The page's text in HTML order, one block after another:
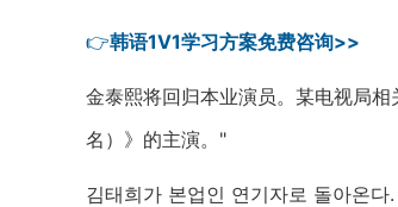
👉韩语1V1学习方案免费咨询>>
金泰熙将回归本业演员。某电视局
名）》的主演。"
김태희가 본업인 연기자로 돌아온다.